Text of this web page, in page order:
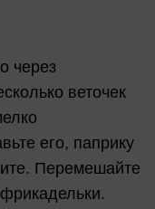
через
веточек
его, паприку
Перемешайте